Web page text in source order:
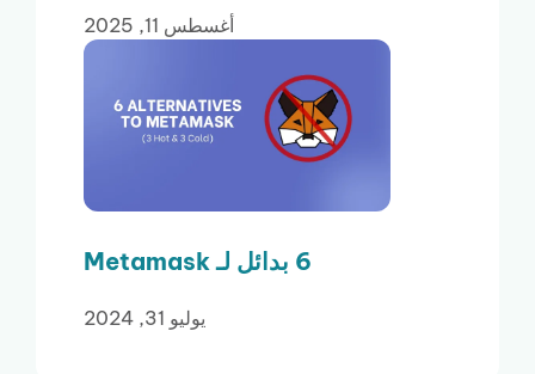
أغسطس 11, 2025
6 بدائل لـ Metamask
يوليو 31, 2024